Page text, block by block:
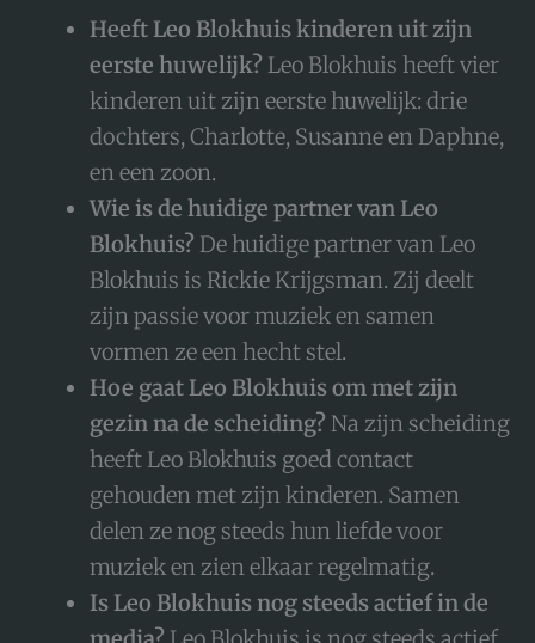
Heeft Leo Blokhuis kinderen uit zijn
eerste huwelijk? Leo Blokhuis heeft vier
kinderen uit zijn eerste huwelijk: drie
dochters, Charlotte, Susanne en Daphne,
en een zoon.
Wie is de huidige partner van Leo
Blokhuis? De huidige partner van Leo
Blokhuis is Rickie Krijgsman. Zij deelt
zijn passie voor muziek en samen
vormen ze een hecht stel.
Hoe gaat Leo Blokhuis om met zijn
gezin na de scheiding? Na zijn scheiding
heeft Leo Blokhuis goed contact
gehouden met zijn kinderen. Samen
delen ze nog steeds hun liefde voor
muziek en zien elkaar regelmatig.
Is Leo Blokhuis nog steeds actief in de